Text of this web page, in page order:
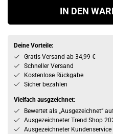
IN DEN
Deine Vorteile:
Gratis Versand ab 34,99 €
Schneller Versand
Kostenlose Rückgabe
Sicher bezahlen
Vielfach ausgzeichnet:
Bewertet als „Ausgezeichnet”
Ausgezeichneter Trend Shop
Ausgezeichneter